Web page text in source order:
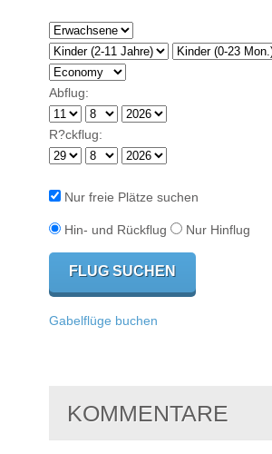
Abflug:
R?ckflug:
Nur freie Plätze suchen
Hin- und Rückflug Nur Hinflug
Gabelflüge buchen
KOMMENTARE